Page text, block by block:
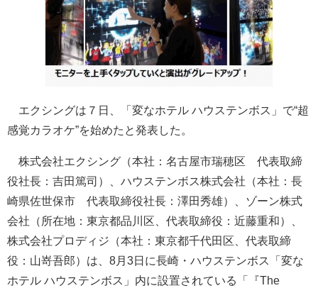
エクシングは７日、「変なホテル ハウステンボス」で“超
感覚カラオケ”を始めたと発表した。
株式会社エクシング（本社：名古屋市瑞穂区 代表取締
役社長：吉田篤司）、ハウステンボス株式会社（本社：長
崎県佐世保市 代表取締役社長：澤田秀雄）、ゾーン株式
会社（所在地：東京都品川区、代表取締役：近藤重和）、
株式会社プロディジ（本社：東京都千代田区、代表取締
役：山嵜吾郎）は、8月3日に長崎・ハウステンボス「変な
ホテル ハウステンボス」内に設置されている「『The